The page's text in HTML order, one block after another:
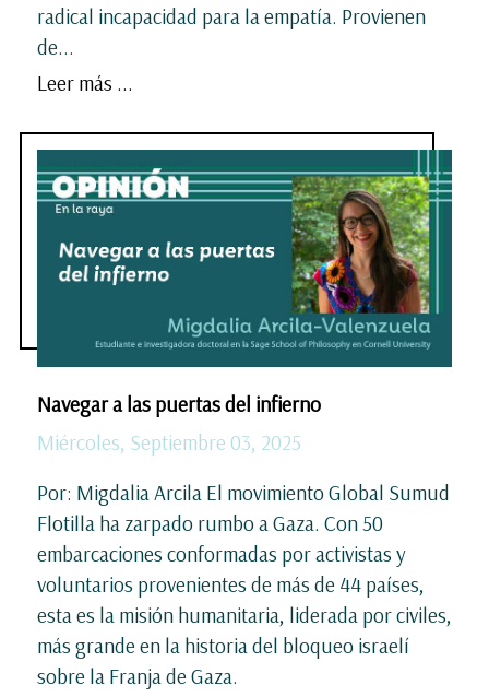
radical incapacidad para la empatía. Provienen
de...
Leer más ...
Navegar a las puertas del infierno
Miércoles, Septiembre 03, 2025
Por: Migdalia Arcila El movimiento Global Sumud
Flotilla ha zarpado rumbo a Gaza. Con 50
embarcaciones conformadas por activistas y
voluntarios provenientes de más de 44 países,
esta es la misión humanitaria, liderada por civiles,
más grande en la historia del bloqueo israelí
sobre la Franja de Gaza.